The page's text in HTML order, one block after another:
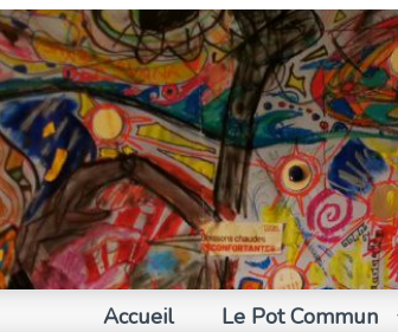
Accueil Le Pot Commun